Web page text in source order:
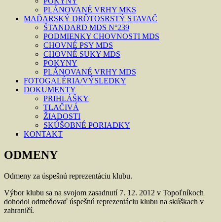
PLÁNOVANÉ VRHY MKS
MAĎARSKÝ DRÔTOSRSTÝ STAVAČ
ŠTANDARD MDS N°239
PODMIENKY CHOVNOSTI MDS
CHOVNÉ PSY MDS
CHOVNÉ SUKY MDS
POKYNY
PLÁNOVANÉ VRHY MDS
FOTOGALÉRIA/VÝSLEDKY
DOKUMENTY
PRIHLÁŠKY
TLAČIVÁ
ŽIADOSTI
SKÚŠOBNÉ PORIADKY
KONTAKT
ODMENY
Odmeny za úspešnú reprezentáciu klubu.
Výbor klubu sa na svojom zasadnutí 7. 12. 2012 v Topoľníkoch
dohodol odmeňovať úspešnú reprezentáciu klubu na skúškach v
zahraničí.